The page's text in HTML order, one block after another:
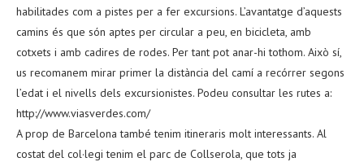
habilitades com a pistes per a fer excursions. L’avantatge d’aquests
camins és que són aptes per circular a peu, en bicicleta, amb
cotxets i amb cadires de rodes. Per tant pot anar-hi tothom. Això sí,
us recomanem mirar primer la distància del camí a recórrer segons
l’edat i el nivells dels excursionistes. Podeu consultar les rutes a:
http://www.viasverdes.com/
A prop de Barcelona també tenim itineraris molt interessants. Al
costat del col·legi tenim el parc de Collserola, que tots ja